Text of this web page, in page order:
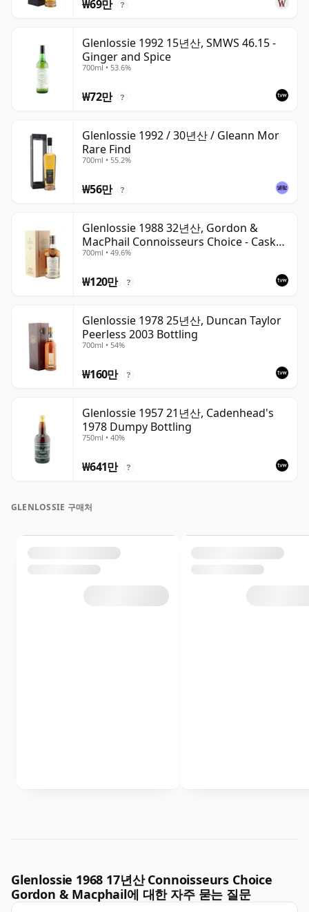
₩69만 ?
Glenlossie 1992 15년산, SMWS 46.15 -
Ginger and Spice
700ml • 53.6%
₩72만 ?
Glenlossie 1992 / 30년산 / Gleann Mor
Rare Find
700ml • 55.2%
₩56만 ?
Glenlossie 1988 32년산, Gordon &
MacPhail Connoisseurs Choice - Cask
3665
700ml • 49.6%
₩120만 ?
Glenlossie 1978 25년산, Duncan Taylor
Peerless 2003 Bottling
700ml • 54%
₩160만 ?
Glenlossie 1957 21년산, Cadenhead's
1978 Dumpy Bottling
750ml • 40%
₩641만 ?
GLENLOSSIE 구매처
Glenlossie 1968 17년산 Connoisseurs Choice
Gordon & Macphail에 대한 자주 묻는 질문